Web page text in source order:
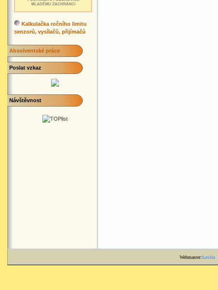
Kalkulačka ročního limitu
senzorů, vysílačů, přijímačů
Absolventské práce
Poslat vzkaz
Návštěvnost
Webmaster:havita